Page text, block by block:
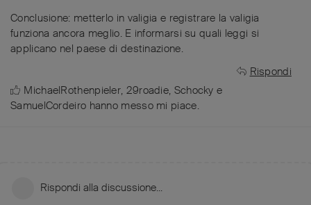
Conclusione: metterlo in valigia e registrare la valigia
funziona ancora meglio. E informarsi su quali leggi si
applicano nel paese di destinazione.
Rispondi
MichaelRothenpieler, 29roadie, Schocky e
SamuelCordeiro hanno messo mi piace.
Rispondi alla discussione...